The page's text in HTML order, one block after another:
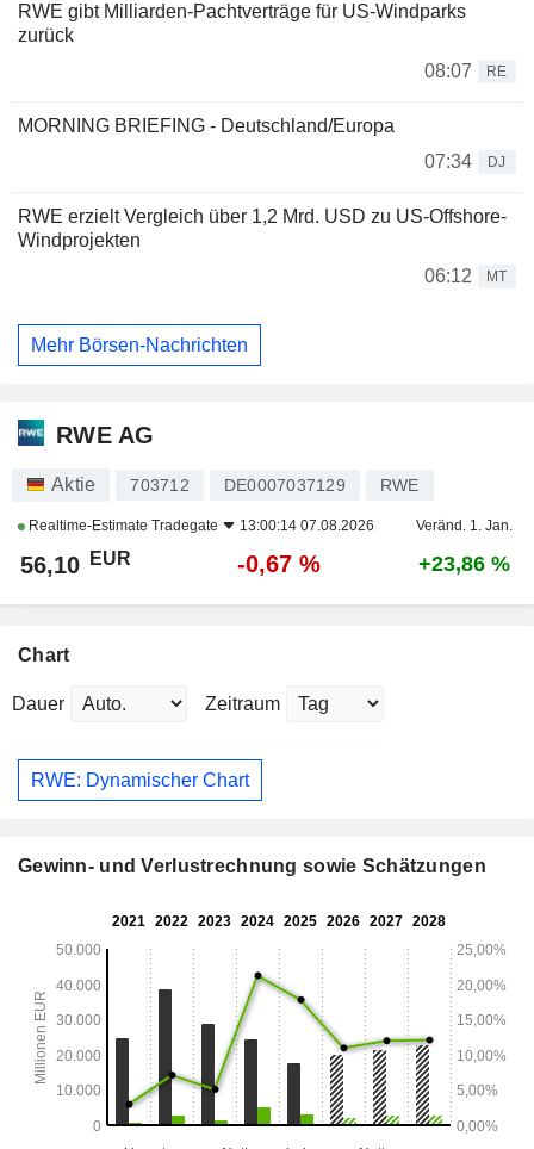
RWE gibt Milliarden-Pachtverträge für US-Windparks
zurück
08:07
RE
MORNING BRIEFING - Deutschland/Europa
07:34
DJ
RWE erzielt Vergleich über 1,2 Mrd. USD zu US-Offshore-
Windprojekten
06:12
MT
Mehr Börsen-Nachrichten
RWE AG
Aktie 703712 DE0007037129 RWE
Realtime-Estimate Tradegate 13:00:14 07.08.2026 Veränd. 1. Jan.
56,10 EUR -0,67 % +23,86 %
Chart
Dauer Zeitraum
RWE: Dynamischer Chart
Gewinn- und Verlustrechnung sowie Schätzungen